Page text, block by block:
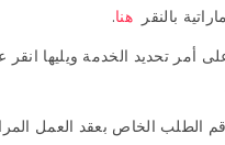
بالنقر هنا.
أمر تحديد الخدمة ويليها انقر
الطلب الخاص بعقد العمل